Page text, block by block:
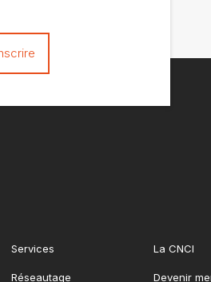
Services
Réseautage
La CNCI
Devenir